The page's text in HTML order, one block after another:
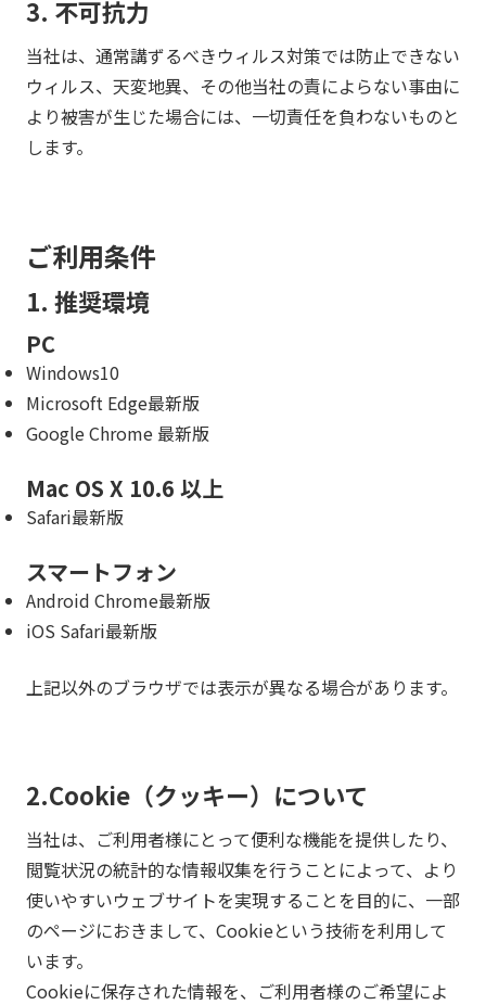
3. 不可抗力
当社は、通常講ずるべきウィルス対策では防止できない
ウィルス、天変地異、その他当社の責によらない事由に
より被害が生じた場合には、一切責任を負わないものと
します。
ご利用条件
1. 推奨環境
PC
Windows10
Microsoft Edge最新版
Google Chrome 最新版
Mac OS X 10.6 以上
Safari最新版
スマートフォン
Android Chrome最新版
iOS Safari最新版
上記以外のブラウザでは表示が異なる場合があります。
2.Cookie（クッキー）について
当社は、ご利用者様にとって便利な機能を提供したり、
閲覧状況の統計的な情報収集を行うことによって、より
使いやすいウェブサイトを実現することを目的に、一部
のページにおきまして、Cookieという技術を利用して
います。
Cookieに保存された情報を、ご利用者様のご希望によ